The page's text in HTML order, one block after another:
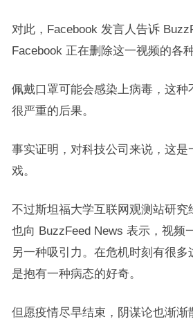
对此，Facebook 发言人告诉
Facebook 正在删除这一视频的各
佩戴口罩可能会感染上病毒，这种
很严重的后果。
事实证明，对科技公司来说，这是
戏。
不过斯坦福大学互联网观测站研究
也向 BuzzFeed News 表示，视频
另一种吸引力。在危机时刻有很多
是抱有一种病态的好奇。
但愿疫情尽早结束，阴谋论也渐渐